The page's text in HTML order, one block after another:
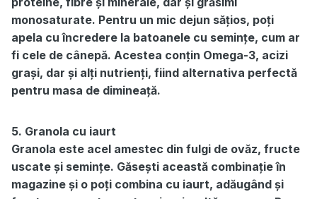
monosaturate. Pentru un mic dejun sățios, poți
apela cu încredere la batoanele cu semințe, cum ar
fi cele de cânepă. Acestea conțin Omega-3, acizi
grași, dar și alți nutrienți, fiind alternativa perfectă
pentru masa de dimineață.
5. Granola cu iaurt
Granola este acel amestec din fulgi de ovăz, fructe
uscate și semințe. Găsești această combinație în
magazine și o poți combina cu iaurt, adăugând și